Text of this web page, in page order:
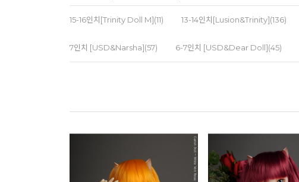
15-16인치[Trinity Doll M](11) 13-14인치[Lusion&Trinity](136)
7인치 [USD&Narsha](57) 6-7인치 [USD&Dear Doll](45)